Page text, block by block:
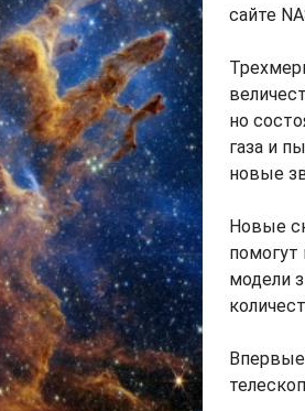
сайте
но
газа и
новые
Новые
помогут
модели